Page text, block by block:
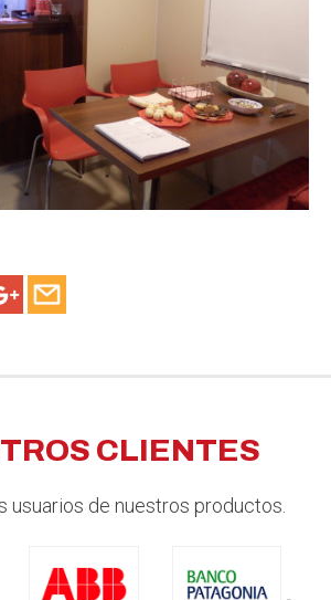
CLIENTES
usuarios de nuestros productos.